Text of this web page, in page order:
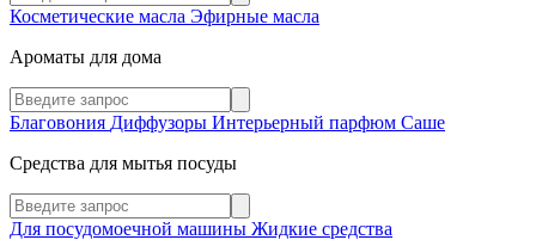
Косметические масла Эфирные масла
Ароматы для дома
Благовония Диффузоры Интерьерный парфюм Саше
Средства для мытья посуды
Для посудомоечной машины Жидкие средства